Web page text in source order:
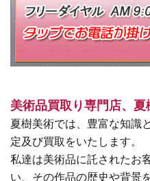
美術品買取り専門店、夏
夏樹美術では、豊富な知識
定及び買取をいたします。
私達は美術品に託されたお
い、その作品の歴史や背景